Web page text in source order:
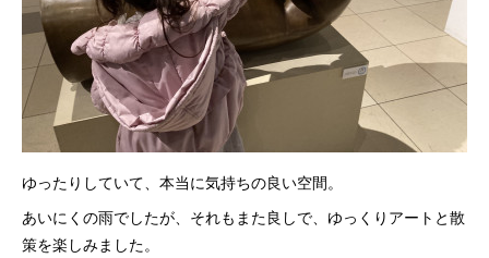
ゆったりしていて、本当に気持ちの良い空間。
あいにくの雨でしたが、それもまた良しで、ゆっくりアートと散
策を楽しみました。